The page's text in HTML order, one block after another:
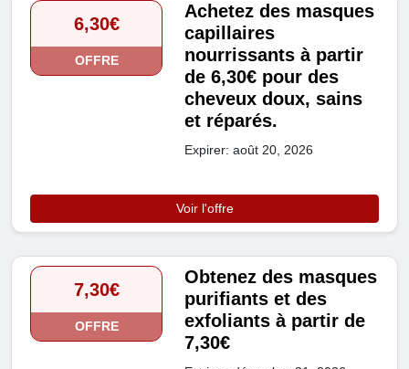
6,30€
OFFRE
Achetez des masques
capillaires
nourrissants à partir
de 6,30€ pour des
cheveux doux, sains
et réparés.
Expirer: août 20, 2026
Voir l'offre
7,30€
OFFRE
Obtenez des masques
purifiants et des
exfoliants à partir de
7,30€